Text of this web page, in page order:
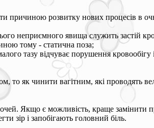
причиною розвитку нових процесів в
неприємного явища служить застій
тому - статична поза;
тазу відчуває порушення кровообігу
як чинити вагітним, які проводять
Якщо є можливість, краще замінити
зір і запобігають головний біль.